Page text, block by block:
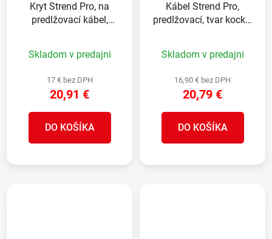
Kryt Strend Pro, na
predlžovací kábel,
Skladom v predajni
17 € bez DPH
20,91 €
DO KOŠÍKA
Kábel Strend Pro,
predlžovací, tvar kocka,
Wireless
Skladom v predajni
16,90 € bez DPH
20,79 €
DO KOŠÍKA